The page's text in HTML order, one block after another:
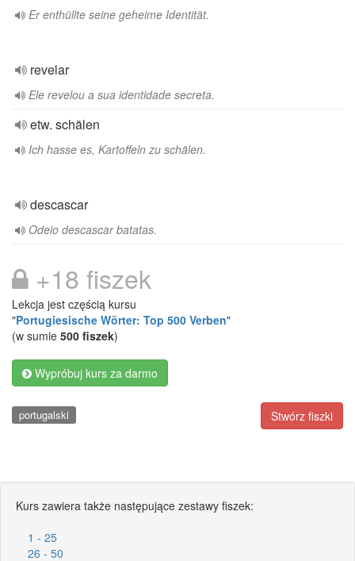
Er enthüllte seine geheime Identität.
revelar
Ele revelou a sua identidade secreta.
etw. schälen
Ich hasse es, Kartoffeln zu schälen.
descascar
Odeio descascar batatas.
+18 fiszek
Lekcja jest częścią kursu
"Portugiesische Wörter: Top 500 Verben"
(w sumie 500 fiszek)
Wypróbuj kurs za darmo
Stwórz fiszki
portugalski
Kurs zawiera także następujące zestawy fiszek:
1 - 25
26 - 50